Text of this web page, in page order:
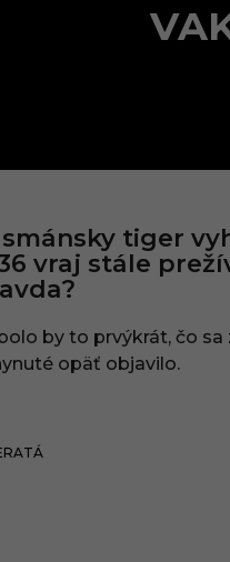
tiger
vraj stále
by to prvýkrát, čo sa
opäť objavilo.